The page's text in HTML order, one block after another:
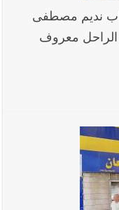
نديم مصطفى
معروف